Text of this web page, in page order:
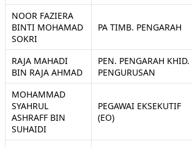
NOOR FAZIERA
BINTI MOHAMAD
SOKRI
PA TIMB. PENGARAH
RAJA MAHADI
BIN RAJA AHMAD
PEN. PENGARAH KHID.
PENGURUSAN
MOHAMMAD
SYAHRUL
ASHRAFF BIN
SUHAIDI
PEGAWAI EKSEKUTIF
(EO)